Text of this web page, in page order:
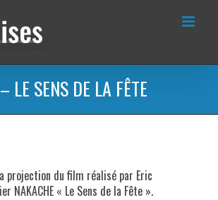
LE SENS DE LA FÊTE
projection du film réalisé par Eric
NAKACHE « Le Sens de la Fête ».